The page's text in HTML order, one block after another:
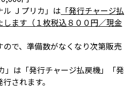
Ｊプリカ」は 「発行チャージ払
ます（１枚税込８００円／現金
で、準備数がなくなり次第販売
」は「発行チャージ払戻機」「発
されます。